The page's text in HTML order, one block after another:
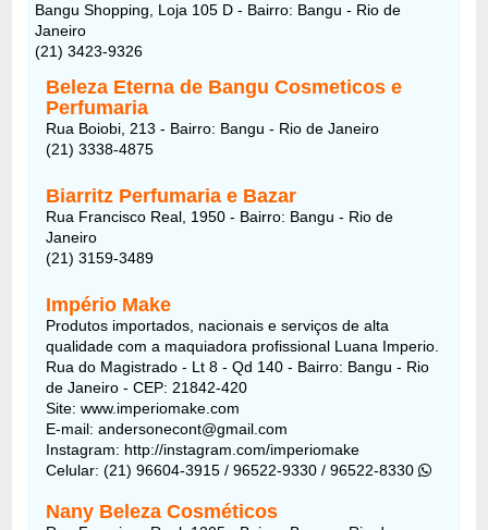
Bangu Shopping, Loja 105 D - Bairro: Bangu - Rio de
Janeiro
(21) 3423-9326
Beleza Eterna de Bangu Cosmeticos e
Perfumaria
Rua Boiobi, 213 - Bairro: Bangu - Rio de Janeiro
(21) 3338-4875
Biarritz Perfumaria e Bazar
Rua Francisco Real, 1950 - Bairro: Bangu - Rio de
Janeiro
(21) 3159-3489
Império Make
Produtos importados, nacionais e serviços de alta
qualidade com a maquiadora profissional Luana Imperio.
Rua do Magistrado - Lt 8 - Qd 140 - Bairro: Bangu - Rio
de Janeiro - CEP: 21842-420
Site: www.imperiomake.com
E-mail: andersonecont@gmail.com
Instagram: http://instagram.com/imperiomake
Celular: (21) 96604-3915 / 96522-9330 / 96522-8330
Nany Beleza Cosméticos